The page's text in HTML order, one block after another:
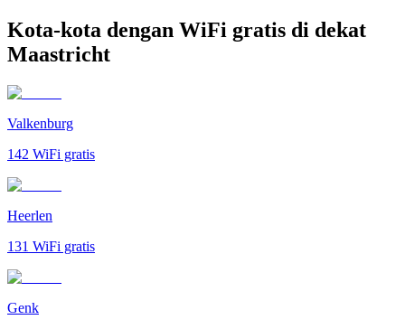
Kota-kota dengan WiFi gratis di dekat
Maastricht
Valkenburg
142 WiFi gratis
Heerlen
131 WiFi gratis
Genk